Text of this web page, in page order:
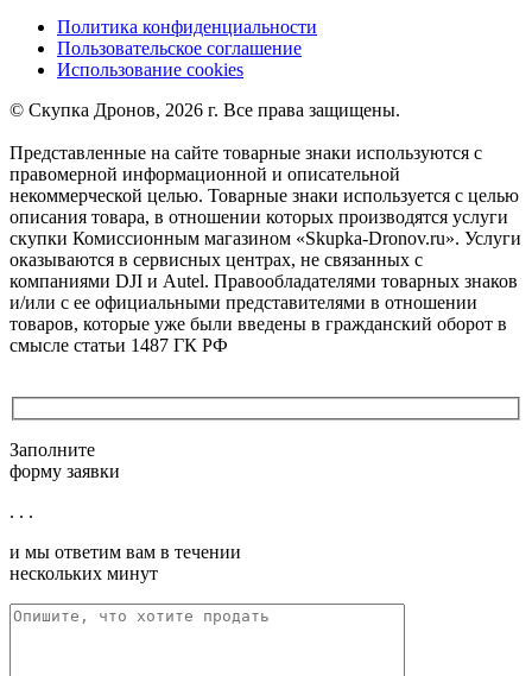
Политика конфиденциальности
Пользовательское соглашение
Использование cookies
©️ Скупка Дронов, 2026 г. Все права защищены.
Представленные на сайте товарные знаки используются с
правомерной информационной и описательной
некоммерческой целью. Товарные знаки используется с целью
описания товара, в отношении которых производятся услуги
скупки Комиссионным магазином «Skupka-Dronov.ru». Услуги
оказываются в сервисных центрах, не связанных с
компаниями DJI и Autel. Правообладателями товарных знаков
и/или с ее официальными представителями в отношении
товаров, которые уже были введены в гражданский оборот в
смысле статьи 1487 ГК РФ
Заполните
форму заявки
. . .
и мы ответим вам в течении
нескольких минут